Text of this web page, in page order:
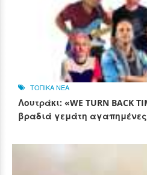
ΤΟΠΙΚΑ ΝΕΑ
Λουτράκι: «WE TURN BACK
βραδιά γεμάτη αγαπημένες